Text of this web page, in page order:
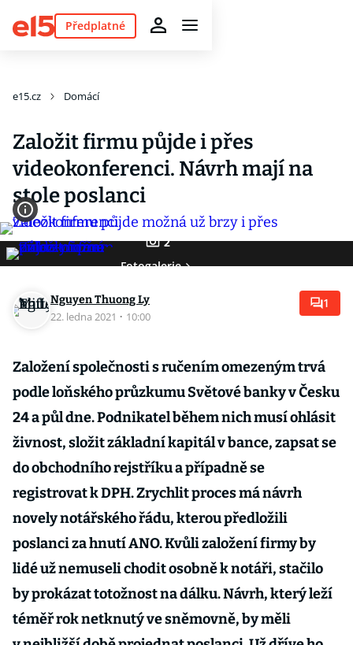
Předplatné
e15.cz Domácí
Založit firmu půjde i přes
videokonferenci. Návrh mají na
stole poslanci
2
Fotogalerie
Nguyen Thuong Ly
22. ledna 2021 · 10:00
1
Založení společnosti s ručením omezeným trvá
podle loňského průzkumu Světové banky v Česku
24 a půl dne. Podnikatel během nich musí ohlásit
živnost, složit základní kapitál v bance, zapsat se
do obchodního rejstříku a případně se
registrovat k DPH. Zrychlit proces má návrh
novely notářského řádu, kterou předložili
poslanci za hnutí ANO. Kvůli založení firmy by
lidé už nemuseli chodit osobně k notáři, stačilo
by prokázat totožnost na dálku. Návrh, který leží
téměř rok netknutý ve sněmovně, by měli